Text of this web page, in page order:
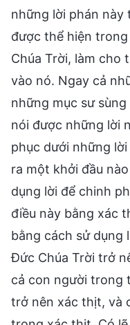
những lời phán
được thể hiện
Chúa Trời, làm cho
vào nó. Ngay cả
những mục sư
nói được những lời
phục dưới những
ra một khởi đầu
dụng lời để chinh
điều này bằng xác
bằng cách sử dụng
Đức Chúa Trời trở
cả con người trong
trở nên xác thịt, và